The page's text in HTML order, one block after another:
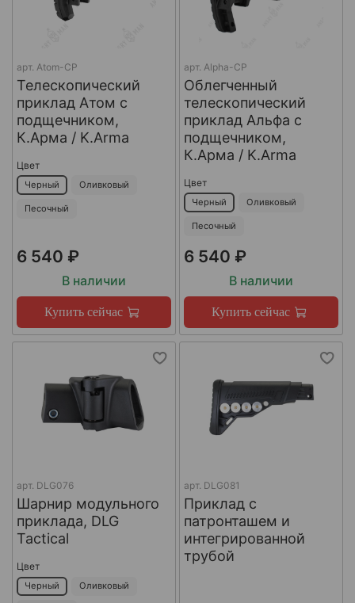
арт. Atom-CP
Телескопический
приклад Атом с
подщечником,
К.Арма / K.Arma
Цвет
Черный Оливковый
Песочный
6 540 ₽
В наличии
Купить сейчас
арт. Alpha-CP
Облегченный
телескопический
приклад Альфа с
подщечником,
К.Арма / K.Arma
Цвет
Черный Оливковый
Песочный
6 540 ₽
В наличии
Купить сейчас
арт. DLG076
Шарнир модульного
приклада, DLG
Tactical
Цвет
Черный Оливковый
арт. DLG081
Приклад с
патронташем и
интегрированной
трубой